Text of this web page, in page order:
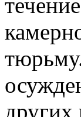
других